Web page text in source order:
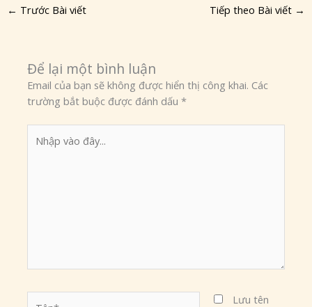
← Trước Bài viết Tiếp theo Bài viết →
Để lại một bình luận
Email của bạn sẽ không được hiển thị công khai. Các
trường bắt buộc được đánh dấu*
vào
Lưu tên